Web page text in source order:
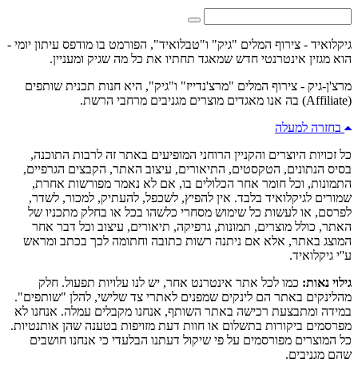
גיקלואיד - צירוף המלים "גיק" ו"טבלואיד", הפורמט בו מודפס עיתון יומי -
הוא מגזין אינטרנטי חדש שמאגד תחתיו את כל מה שגיק ומעניין.
מרצ'ן-גיק - צירוף המלים "מרצ'נדייז" ו"גיק", היא חנות תכנית שותפים
(Affiliate) בה אנו מאגדים מוצרים מגניבים מרחבי הרשת.
בחזרה למעלה
כל זכויות היוצרים והקניין הרוחני המופיעים באתר זה לרבות התוכנה,
בסיס הנתונים, הטקסטים, התיאורים, עיצוב האתר, הקבצים הגרפיים,
התמונות, וכל חומר אחר הכלולים בו, אם לא נאמר מפורשות אחרת,
שמורים לגיקלואיד בלבד. אין להפיץ, לשכפל, להעתיק, למכור, לשדר,
לפרסם, או לעשות כל שימוש מסחרי כלשהו בכל או בחלק מתכניו של
האתר, כולל מוצרים, תמונות, גרפיקה, תיאורים, עיצוב וכל דבר אחר
המוצג באתר, אלא אם ניתנה רשות כתובה וחתומה לכך בכתב ומראש
ע''י גיקלואיד.
גילוי נאות: כמו לכל אתר אינטרנט אחר, יש לנו עלויות תפעול. חלק
מהלינקים באתר הם לינקים שמפנים לאתרי צד שלישי, להלן "שותפים".
במידה ומתבצעת רכישה באתר השותף, אנחנו מקבלים עמלה. אנחנו לא
מפרסמים ביקורות בתשלום או חוות דעת מזויפות בטענה שהן אותנטיות.
כל המוצרים מפורסמים על פי שיקול דעתנו הבלעדי כי אנחנו חושבים
שהם מגניבים.